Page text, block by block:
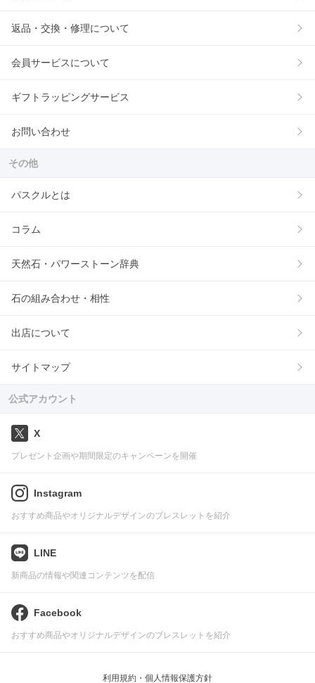
返品・交換・修理について
会員サービスについて
ギフトラッピングサービス
お問い合わせ
その他
パスクルとは
コラム
天然石・パワーストーン辞典
石の組み合わせ・相性
出店について
サイトマップ
公式アカウント
X
プレゼント企画や期間限定のキャンペーンを開催
Instagram
おすすめ商品やオリジナルデザインのブレスレットを紹介
LINE
新商品の情報や関連コンテンツを配信
Facebook
おすすめ商品やオリジナルデザインのブレスレットを紹介
利用規約・個人情報保護方針